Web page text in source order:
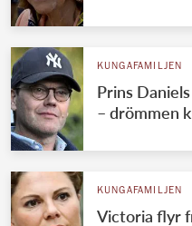
KUNGAFAMILJEN
Prins
– drömmen
KUNGAFAMILJEN
Victoria flyr